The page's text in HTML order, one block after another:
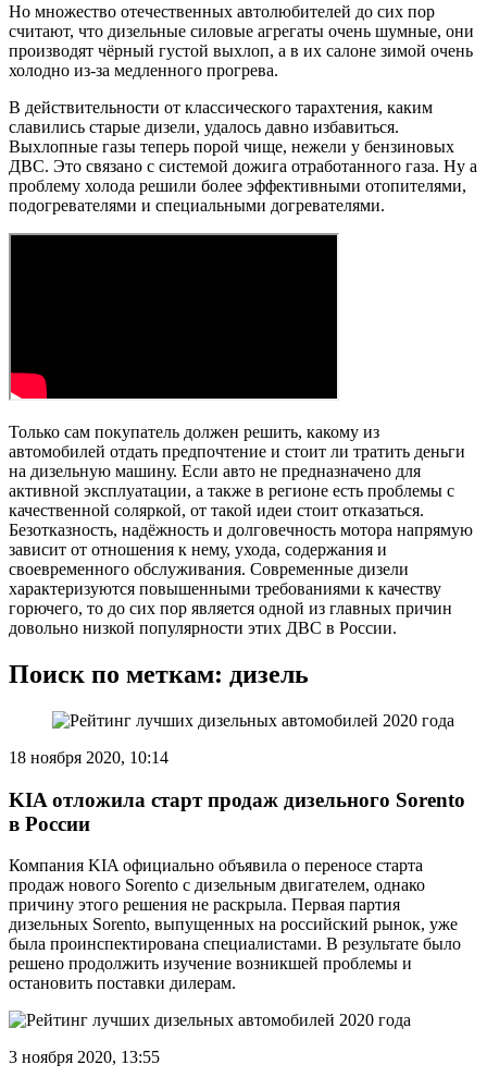
Но множество отечественных автолюбителей до сих пор
считают, что дизельные силовые агрегаты очень шумные, они
производят чёрный густой выхлоп, а в их салоне зимой очень
холодно из-за медленного прогрева.
В действительности от классического тарахтения, каким
славились старые дизели, удалось давно избавиться.
Выхлопные газы теперь порой чище, нежели у бензиновых
ДВС. Это связано с системой дожига отработанного газа. Ну а
проблему холода решили более эффективными отопителями,
подогревателями и специальными догревателями.
Только сам покупатель должен решить, какому из
автомобилей отдать предпочтение и стоит ли тратить деньги
на дизельную машину. Если авто не предназначено для
активной эксплуатации, а также в регионе есть проблемы с
качественной соляркой, от такой идеи стоит отказаться.
Безотказность, надёжность и долговечность мотора напрямую
зависит от отношения к нему, ухода, содержания и
своевременного обслуживания. Современные дизели
характеризуются повышенными требованиями к качеству
горючего, то до сих пор является одной из главных причин
довольно низкой популярности этих ДВС в России.
Поиск по меткам: дизель
18 ноября 2020, 10:14
KIA отложила старт продаж дизельного Sorento
в России
Компания KIA официально объявила о переносе старта
продаж нового Sorento с дизельным двигателем, однако
причину этого решения не раскрыла. Первая партия
дизельных Sorento, выпущенных на российский рынок, уже
была проинспектирована специалистами. В результате было
решено продолжить изучение возникшей проблемы и
остановить поставки дилерам.
3 ноября 2020, 13:55